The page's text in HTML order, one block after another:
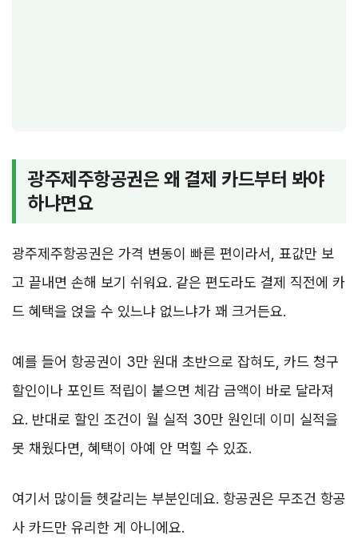
광주제주항공권은 왜 결제 카드부터 봐야
하냐면요
광주제주항공권은 가격 변동이 빠른 편이라서, 표값만 보
고 끝내면 손해 보기 쉬워요. 같은 편도라도 결제 직전에 카
드 혜택을 얹을 수 있느냐 없느냐가 꽤 크거든요.
예를 들어 항공권이 3만 원대 초반으로 잡혀도, 카드 청구
할인이나 포인트 적립이 붙으면 체감 금액이 바로 달라져
요. 반대로 할인 조건이 월 실적 30만 원인데 이미 실적을
못 채웠다면, 혜택이 아예 안 먹힐 수 있죠.
여기서 많이들 헷갈리는 부분인데요. 항공권은 무조건 항공
사 카드만 유리한 게 아니에요.